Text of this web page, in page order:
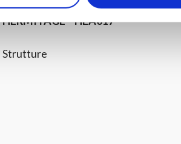
HERMITAGE – HEA017
Strutture